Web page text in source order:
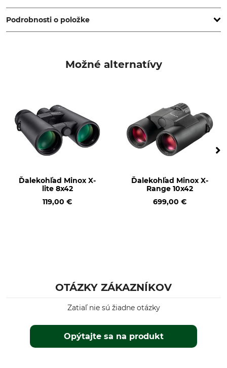
www.leica-camera.com
Podrobnosti o položke
Priemer objektívu
56 mm
Optické zväčšenie (x-
násobné)
Merať vzdialenosti
Vodotesné do
Dioptrická korekcia
Ohnisková vzdialenosť
Made in Portugal
Šírka
21 cm
Možné alternatívy
Ďalekohľad Minox X-
lite 8x42
119,00 €
Ďalekohľad Minox X-
Range 10x42
699,00 €
OTÁZKY ZÁKAZNÍKOV
Opýtajte sa na produkt
Zatiaľ nie sú žiadne otázky